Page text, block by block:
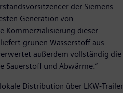
der Siemens
Generation von
Kommerzialisierung dieser
grünen Wasserstoff aus
außerdem vollständig die
Sauerstoff und Abwärme.“
Distribution über LKW-Trailer